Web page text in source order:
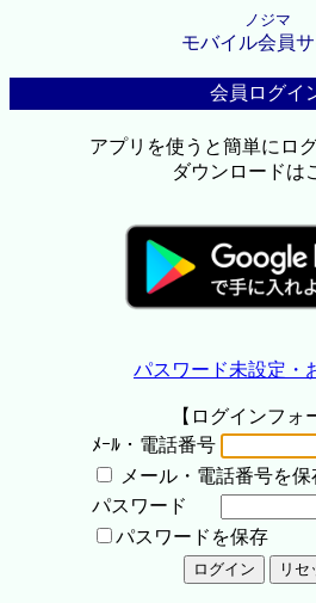
ノジマ
モバイル会員サ
会員ログイ
アプリを使うと簡単にロ
ダウンロードは
パスワード未設定・
【ログインフォ
ﾒｰﾙ・電話番号
メール・電話番号を保
パスワード
パスワードを保存